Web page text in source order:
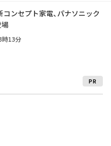
ンセプト家電、パナソニック
場
時13分
PR